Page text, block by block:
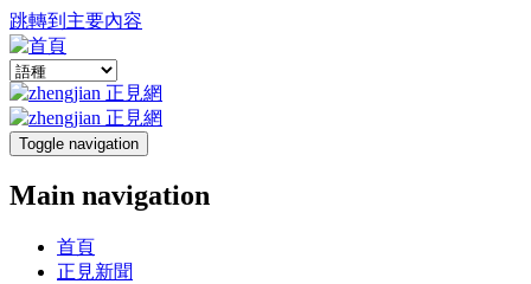
跳轉到主要內容
Toggle navigation
Main navigation
首頁
正見新聞